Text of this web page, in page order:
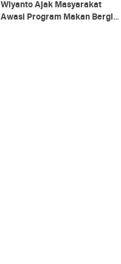
Wiyanto Ajak Masyarakat
Awasi Program Makan Bergizi